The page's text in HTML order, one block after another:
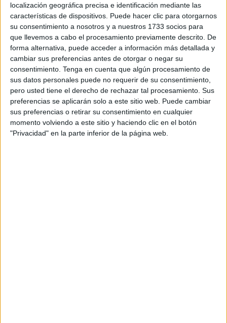
localización geográfica precisa e identificación mediante las
características de dispositivos. Puede hacer clic para otorgarnos
su consentimiento a nosotros y a nuestros 1733 socios para
que llevemos a cabo el procesamiento previamente descrito. De
forma alternativa, puede acceder a información más detallada y
cambiar sus preferencias antes de otorgar o negar su
consentimiento. Tenga en cuenta que algún procesamiento de
sus datos personales puede no requerir de su consentimiento,
pero usted tiene el derecho de rechazar tal procesamiento. Sus
preferencias se aplicarán solo a este sitio web. Puede cambiar
sus preferencias o retirar su consentimiento en cualquier
momento volviendo a este sitio y haciendo clic en el botón
"Privacidad" en la parte inferior de la página web.